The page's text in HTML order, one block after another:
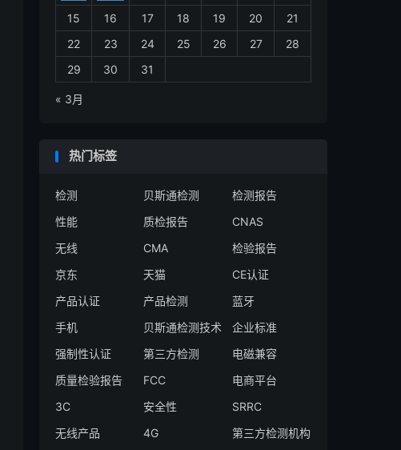
15
16 17 18 19 20
21
22
23 24 25 26 27
28
29
30 31
« 3月
热门标签
检测 贝斯通检测
检测报告
性能
质检报告
CNAS
无线
CMA
检验报告
京东
天猫
CE认证
产品认证
产品检测
蓝牙
手机
贝斯通检测技术
企业标准
强制性认证
第三方检测
电磁兼容
质量检验报告
FCC
电商平台
3C
安全性
SRRC
无线产品
4G
第三方检测机构